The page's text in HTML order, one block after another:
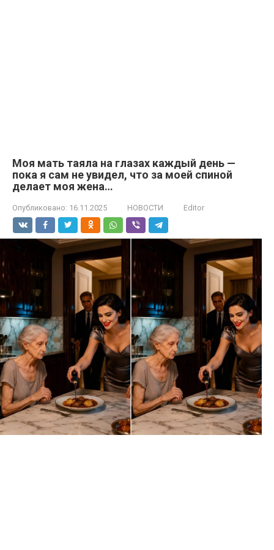
Моя мать таяла на глазах каждый день —
пока я сам не увидел, что за моей спиной
делает моя жена…
Опубликовано: 16.11.2025 НОВОСТИ Editor